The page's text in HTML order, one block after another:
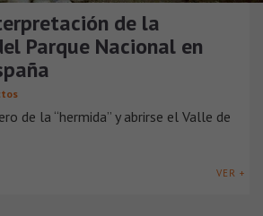
de la
Parque Nacional en
de la “hermida” y abrirse el Valle de
VER +